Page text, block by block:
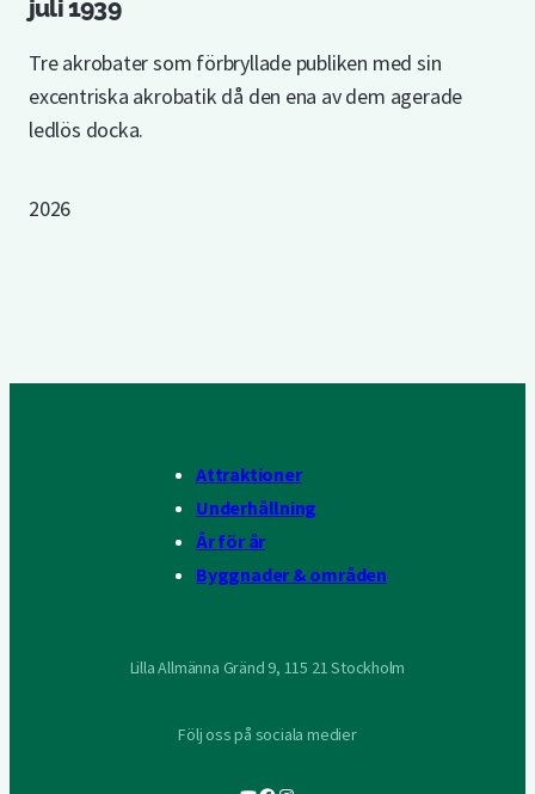
juli 1939
Tre akrobater som förbryllade publiken med sin
excentriska akrobatik då den ena av dem agerade
ledlös docka.
2026
Attraktioner
Underhållning
År för år
Byggnader & områden
Lilla Allmänna Gränd 9, 115 21 Stockholm
Följ oss på sociala medier